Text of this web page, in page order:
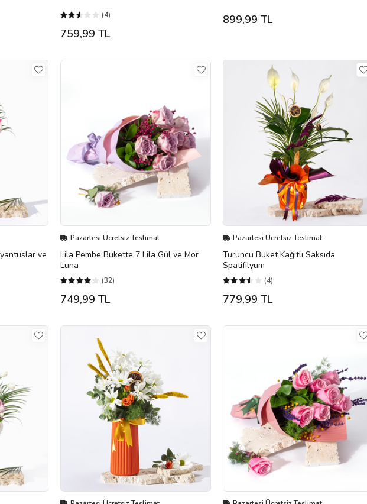
(4)
759,99 TL
899,99 TL
ve
Pazartesi Ücretsiz Teslimat
Lila Pembe Bukette 7 Lila Gül ve Mor
Luna
(32)
749,99 TL
Pazartesi Ücretsiz Teslimat
Turuncu Buket Kağıtlı Saksıda
Spatifilyum
(4)
779,99 TL